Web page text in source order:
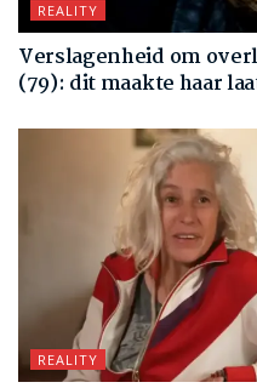
REALITY
Verslagenheid om
(79): dit maakte haar
REALITY